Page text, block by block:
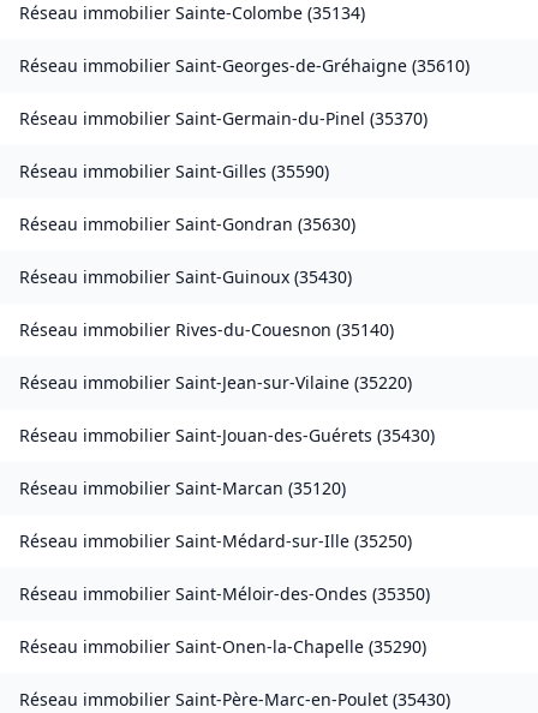
Réseau immobilier Sainte-Colombe (35134)
Réseau immobilier Saint-Georges-de-Gréhaigne (35610)
Réseau immobilier Saint-Germain-du-Pinel (35370)
Réseau immobilier Saint-Gilles (35590)
Réseau immobilier Saint-Gondran (35630)
Réseau immobilier Saint-Guinoux (35430)
Réseau immobilier Rives-du-Couesnon (35140)
Réseau immobilier Saint-Jean-sur-Vilaine (35220)
Réseau immobilier Saint-Jouan-des-Guérets (35430)
Réseau immobilier Saint-Marcan (35120)
Réseau immobilier Saint-Médard-sur-Ille (35250)
Réseau immobilier Saint-Méloir-des-Ondes (35350)
Réseau immobilier Saint-Onen-la-Chapelle (35290)
Réseau immobilier Saint-Père-Marc-en-Poulet (35430)